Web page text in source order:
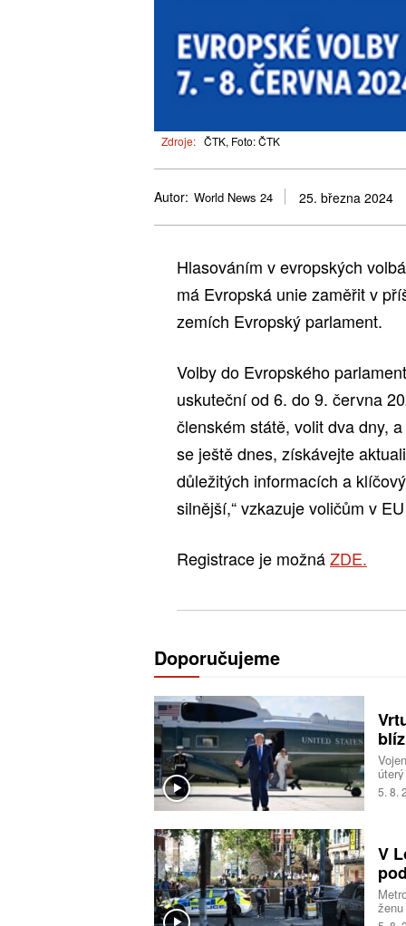
Zdroje: ČTK, Foto: ČTK
Autor: World News 24 25. března 2024
Hlasováním v evropských
má Evropská unie zaměřit v
zemích Evropský parlament.
Volby do Evropského
uskuteční od 6. do 9. června
členském státě, volit dva dny,
se ještě dnes, získávejte
důležitých informacích a
silnější,“ vzkazuje voličům v
Registrace je možnáZDE.
Doporučujeme
5. 8.
V
na